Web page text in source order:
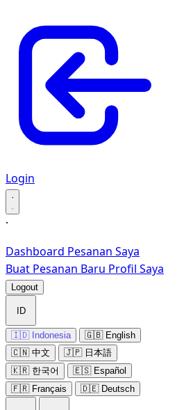
Login
·
·
Dashboard Pesanan Saya
Buat Pesanan Baru Profil Saya
Logout
ID
🇮🇩 Indonesia
🇬🇧 English
🇨🇳 中文
🇯🇵 日本語
🇰🇷 한국어
🇪🇸 Español
🇫🇷 Français
🇩🇪 Deutsch